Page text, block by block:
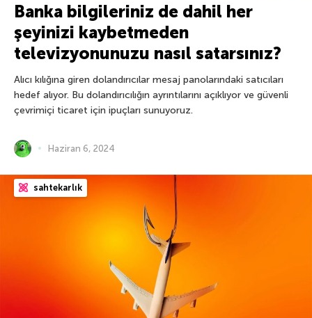
Banka bilgileriniz de dahil her
şeyinizi kaybetmeden
televizyonunuzu nasıl satarsınız?
Alıcı kılığına giren dolandırıcılar mesaj panolarındaki satıcıları
hedef alıyor. Bu dolandırıcılığın ayrıntılarını açıklıyor ve güvenli
çevrimiçi ticaret için ipuçları sunuyoruz.
Haziran 6, 2024
sahtekarlık